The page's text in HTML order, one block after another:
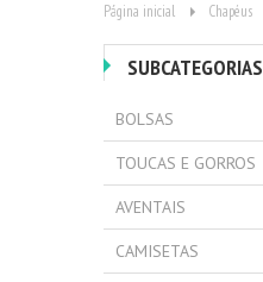
Página inicial Chapéus
SUBCATEGORIAS
BOLSAS
TOUCAS E GORROS
AVENTAIS
CAMISETAS